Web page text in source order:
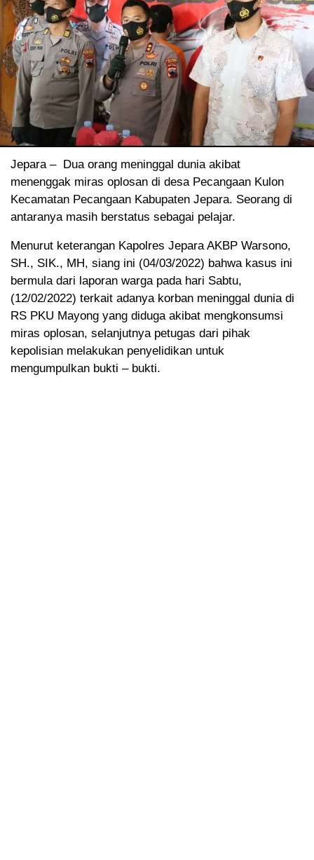
Jepara – Dua orang meninggal dunia akibat
menenggak miras oplosan di desa Pecangaan Kulon
Kecamatan Pecangaan Kabupaten Jepara. Seorang di
antaranya masih berstatus sebagai pelajar.
Menurut keterangan Kapolres Jepara AKBP Warsono,
SH., SIK., MH, siang ini (04/03/2022) bahwa kasus ini
bermula dari laporan warga pada hari Sabtu,
(12/02/2022) terkait adanya korban meninggal dunia di
RS PKU Mayong yang diduga akibat mengkonsumsi
miras oplosan, selanjutnya petugas dari pihak
kepolisian melakukan penyelidikan untuk
mengumpulkan bukti – bukti.